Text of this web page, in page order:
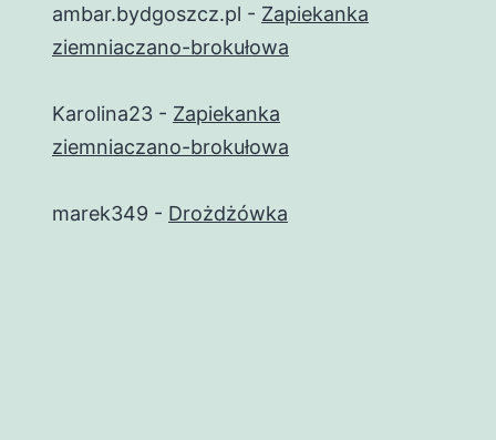
ambar.bydgoszcz.pl - Zapiekanka
ziemniaczano-brokułowa
Karolina23 - Zapiekanka
ziemniaczano-brokułowa
marek349 - Drożdżówka